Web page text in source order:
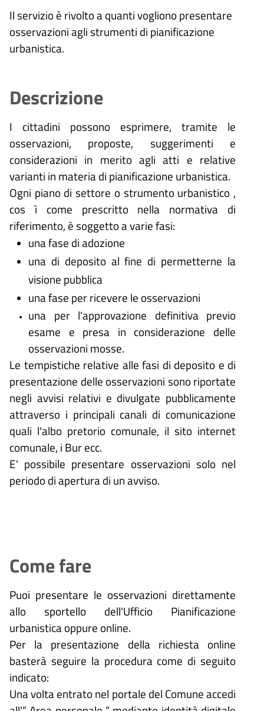
Il servizio è rivolto a quanti vogliono presentare
osservazioni agli strumenti di pianificazione
urbanistica.
Descrizione
I cittadini possono esprimere, tramite le
osservazioni, proposte, suggerimenti e
considerazioni in merito agli atti e relative
varianti in materia di pianificazione urbanistica.
Ogni piano di settore o strumento urbanistico ,
cos ì come prescritto nella normativa di
riferimento, è soggetto a varie fasi:
una fase di adozione
una di deposito al fine di permetterne la
visione pubblica
una fase per ricevere le osservazioni
una per l'approvazione definitiva previo
esame e presa in considerazione delle
osservazioni mosse.
Le tempistiche relative alle fasi di deposito e di
presentazione delle osservazioni sono riportate
negli avvisi relativi e divulgate pubblicamente
attraverso i principali canali di comunicazione
quali l'albo pretorio comunale, il sito internet
comunale, i Bur ecc.
E' possibile presentare osservazioni solo nel
periodo di apertura di un avviso.
Come fare
Puoi presentare le osservazioni direttamente
allo sportello dell'Ufficio Pianificazione
urbanistica oppure online.
Per la presentazione della richiesta online
basterà seguire la procedura come di seguito
indicato:
Una volta entrato nel portale del Comune accedi